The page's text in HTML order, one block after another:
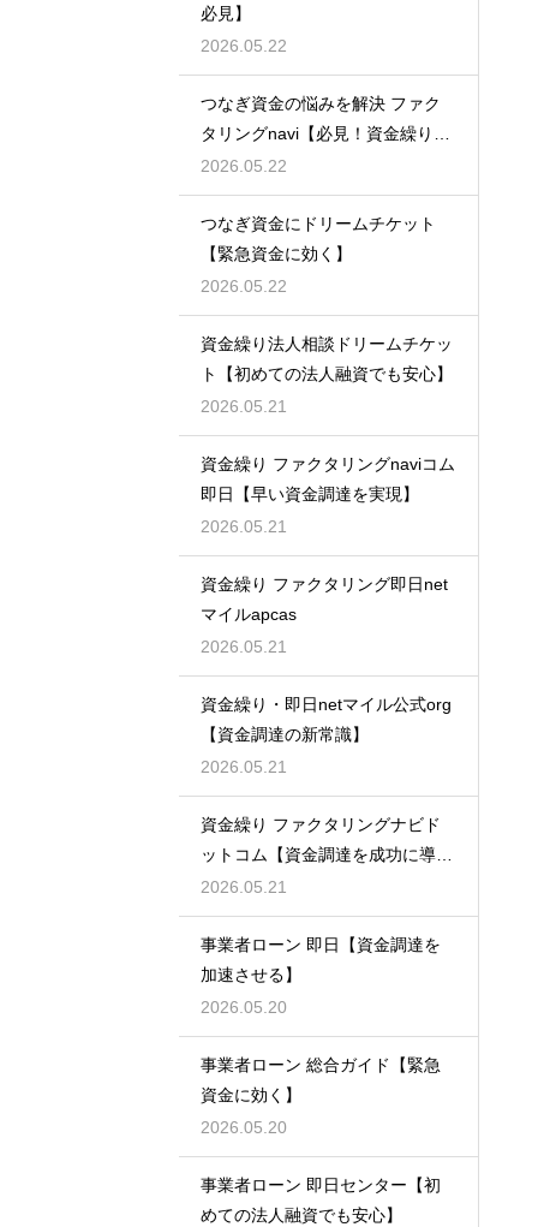
必見】
2026.05.22
つなぎ資金の悩みを解決 ファク
タリングnavi【必見！資金繰り対
策】
2026.05.22
つなぎ資金にドリームチケット
【緊急資金に効く】
2026.05.22
資金繰り法人相談ドリームチケッ
ト【初めての法人融資でも安心】
2026.05.21
資金繰り ファクタリングnaviコム
即日【早い資金調達を実現】
2026.05.21
資金繰り ファクタリング即日net
マイルapcas
2026.05.21
資金繰り・即日netマイル公式org
【資金調達の新常識】
2026.05.21
資金繰り ファクタリングナビド
ットコム【資金調達を成功に導
く】
2026.05.21
事業者ローン 即日【資金調達を
加速させる】
2026.05.20
事業者ローン 総合ガイド【緊急
資金に効く】
2026.05.20
事業者ローン 即日センター【初
めての法人融資でも安心】